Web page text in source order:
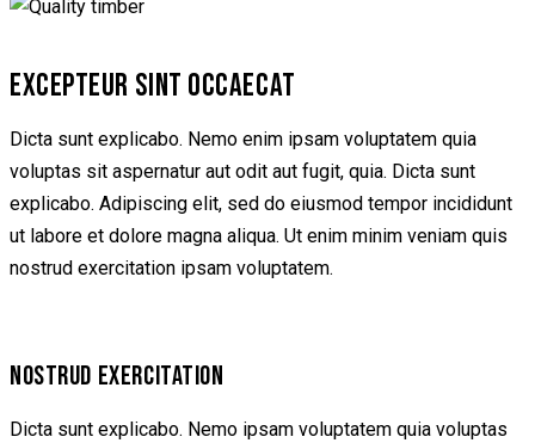
EXCEPTEUR SINT OCCAECAT
Dicta sunt explicabo. Nemo enim ipsam voluptatem quia
voluptas sit aspernatur aut odit aut fugit, quia. Dicta sunt
explicabo. Adipiscing elit, sed do eiusmod tempor incididunt
ut labore et dolore magna aliqua. Ut enim minim veniam quis
nostrud exercitation ipsam voluptatem.
NOSTRUD EXERCITATION
Dicta sunt explicabo. Nemo ipsam voluptatem quia voluptas